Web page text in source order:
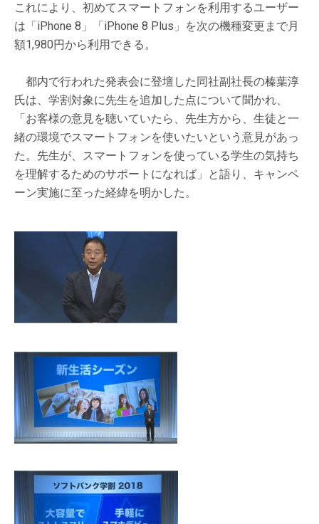
これにより、初めてスマートフォンを利用するユーザー
は「iPhone 8」「iPhone 8 Plus」を次の機種変更まで月
額1,980円から利用できる。
都内で行われた発表会に登壇した同社副社長の榛葉淳
氏は、学割対象に先生を追加した点について聞かれ、
「お客様の意見を聴いていたら、先生方から、生徒と一
緒の環境でスマートフォンを使いたいという意見があっ
た。先生が、スマートフォンを使っている学生の気持ち
を理解するためのサポートになれば」と語り、キャンペ
ーン実施に至った経緯を明かした。